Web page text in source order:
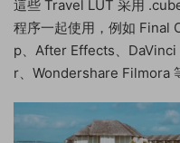
這些 Travel LUT 采用
程序一起使用，例如
p、After Effects、
r、Wondershare Filmora